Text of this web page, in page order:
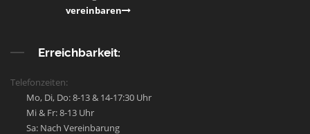
vereinbaren
Erreichbarkeit:
Telefonzeiten:
Mo, Di, Do: 8-13 & 14-17:30 Uhr
Mi & Fr: 8-13 Uhr
Sa: Nach Vereinbarung